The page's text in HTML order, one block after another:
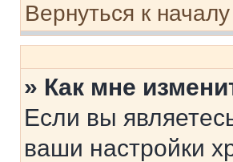
Вернуться к началу
» Как мне
Если вы
ваши настройки